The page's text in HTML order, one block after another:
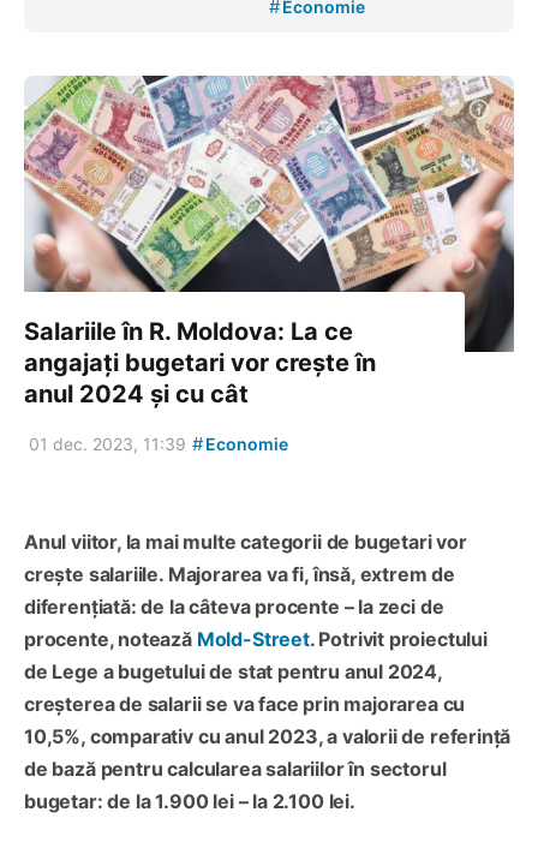
#Economie
Salariile în R. Moldova: La ce
angajaţi bugetari vor creşte în
anul 2024 și cu cât
01 dec. 2023, 11:39 #Economie
Anul viitor, la mai multe categorii de bugetari vor
crește salariile. Majorarea va fi, însă, extrem de
diferențiată: de la câteva procente – la zeci de
procente, notează Mold-Street. Potrivit proiectului
de Lege a bugetului de stat pentru anul 2024,
creșterea de salarii se va face prin majorarea cu
10,5%, comparativ cu anul 2023, a valorii de referință
de bază pentru calcularea salariilor în sectorul
bugetar: de la 1.900 lei – la 2.100 lei.